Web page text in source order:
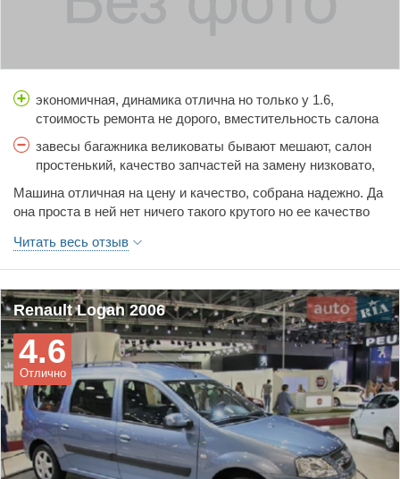
экономичная, динамика отлична но только у 1.6,
стоимость ремонта не дорого, вместительность салона
завесы багажника великоваты бывают мешают, салон
простенький, качество запчастей на замену низковато,
Машина отличная на цену и качество, собрана надежно. Да
она проста в ней нет ничего такого крутого но ее качество
1.6 движка отличная рвет с места без проблем, салон прост
дешевый зато надежный, багажник отличный можно
положить что угодно, обзор хороший, стоимость ремонт
отличная по цене но качество запчастей не родных
подводит частенько. В общем машина заслуживает
похвалы.
Читать весь отзыв
Renault Logan 2006
Отлично
4.6